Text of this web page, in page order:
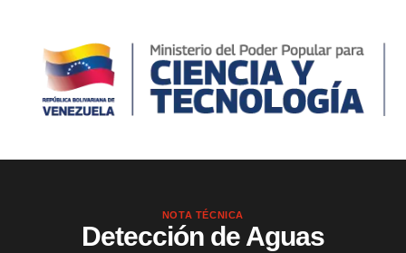
NOTA TÉCNICA
Detección de Aguas